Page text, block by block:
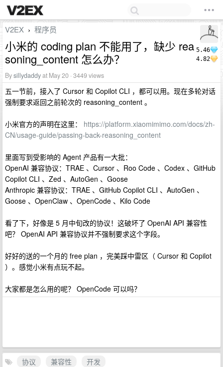
5.46
4.82
V2EX › 程序员
小米的 coding plan 不能用了，缺少 rea
soning_content 怎么办？
Bysillydaddyat May 20 · 3449 views
五一节前，接入了 Cursor 和 Copilot CLI ，都可以用。现在多轮对话
强制要求返回之前轮次的 reasoning_content 。
小米官方的声明在这里： https://platform.xiaomimimo.com/docs/zh-
CN/usage-guide/passing-back-reasoning_content
里面写到受影响的 Agent 产品有一大批：
OpenAI 兼容协议：TRAE 、Cursor 、Roo Code 、Codex 、GitHub
Copilot CLI 、Zed 、AutoGen 、Goose
Anthropic 兼容协议：TRAE 、GitHub Copilot CLI 、AutoGen 、
Goose 、OpenClaw 、OpenCode 、Kilo Code
看了下，好像是 5 月中旬改的协议！这破坏了 OpenAI API 兼容性
吧？ OpenAI API 兼容协议并不强制要求这个字段。
好好的送的一个月的 free plan ，完美踩中雷区（ Cursor 和 Copilot
）。感觉小米有点玩不起。
大家都是怎么用的呢？ OpenCode 可以吗？
协议 兼容性
开发